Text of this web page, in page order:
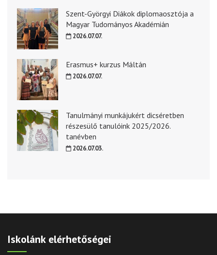
Szent-Györgyi Diákok diplomaosztója a
Magyar Tudományos Akadémián
2026.07.07.
Erasmus+ kurzus Máltán
2026.07.07.
Tanulmányi munkájukért dicséretben
részesülő tanulóink 2025/2026.
tanévben
2026.07.03.
Iskolánk elérhetőségei